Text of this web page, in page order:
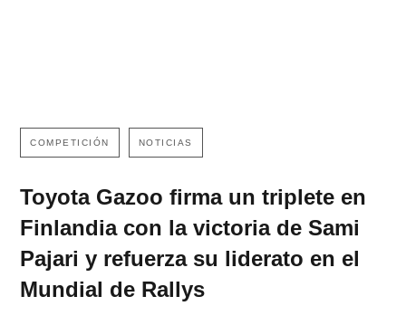
COMPETICIÓN NOTICIAS
Toyota Gazoo firma un triplete en
Finlandia con la victoria de Sami
Pajari y refuerza su liderato en el
Mundial de Rallys